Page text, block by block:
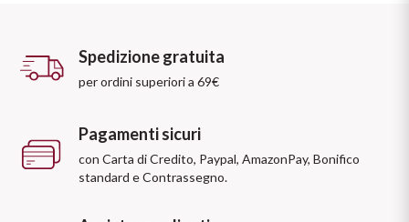
Spedizione gratuita
per ordini superiori a 69€
Pagamenti sicuri
con Carta di Credito, Paypal, AmazonPay, Bonifico
standard e Contrassegno.